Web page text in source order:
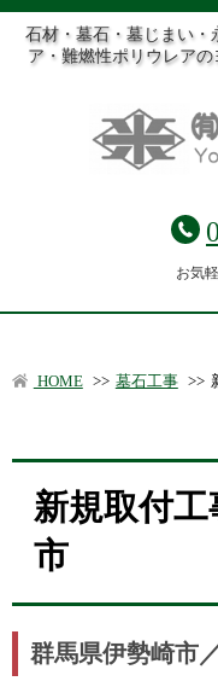
石材・墓石・墓じまい・
ア・難燃性ポリウレア
お気
HOME >> 墓石工事 >>
新規取付
市
群馬県伊勢崎市